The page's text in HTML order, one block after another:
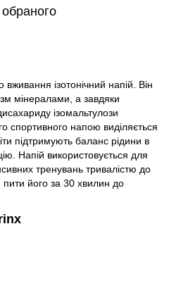
вживання ізотонічний напій. Він
мінералами, а завдяки
ізомальтулози
спортивного напою виділяється
підтримують баланс рідини в
Напій використовується для
тренувань тривалістю до
його за 30 хвилин до